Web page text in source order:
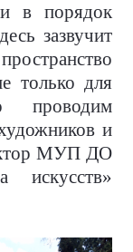
в порядок
зазвучит
только для
проводим
и
МУП ДО
искусств»